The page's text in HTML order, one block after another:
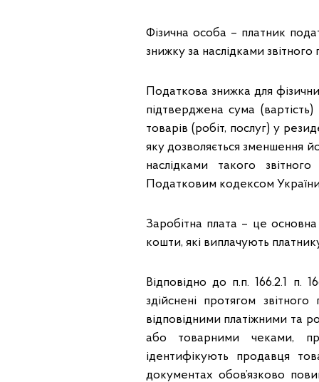
Фізична особа – платник
знижку за наслідками
Податкова знижка для
підтверджена сума
товарів (робіт, послуг) у
яку дозволяється зменшення
наслідками такого
Податковим кодексом
Заробітна плата – це
кошти, які виплачують
Відповідно до п.п. 166.2.1 п.
здійснені протягом
відповідними платіжними та
або товарними чеками,
ідентифікують продавця
документах обов’язково